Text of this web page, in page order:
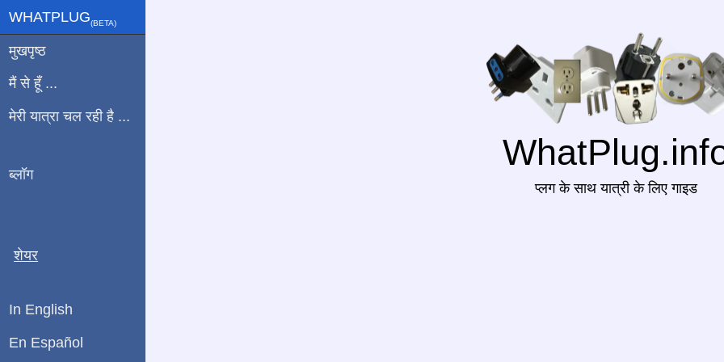
प्लग के साथ यात्री के लिए गाइड
WHATPLUG(ΒETA)
मुखपृष्ठ
मैं से हूँ ...
मेरी यात्रा चल रही है ...
ब्लॉग
शेयर
In English
En Español